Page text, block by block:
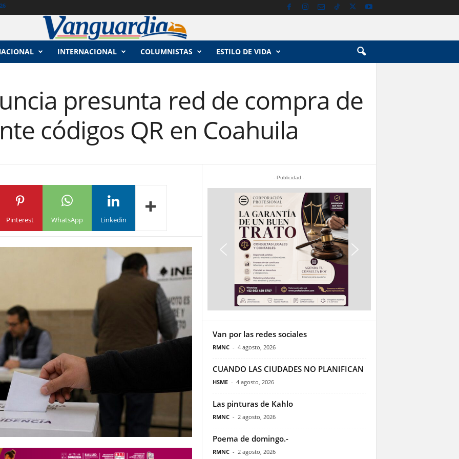
INTERNACIONAL COLUMNISTAS ESTILO DE VIDA
presunta red de compra de
códigos QR en Coahuila
Pinterest WhatsApp Linkedin
- Publicidad -
Van por las redes sociales
RMNC - 4 agosto, 2026
CUANDO LAS CIUDADES NO PLANIFICAN
HSME - 4 agosto, 2026
Las pinturas de Kahlo
RMNC - 2 agosto, 2026
Poema de domingo.-
RMNC - 2 agosto, 2026